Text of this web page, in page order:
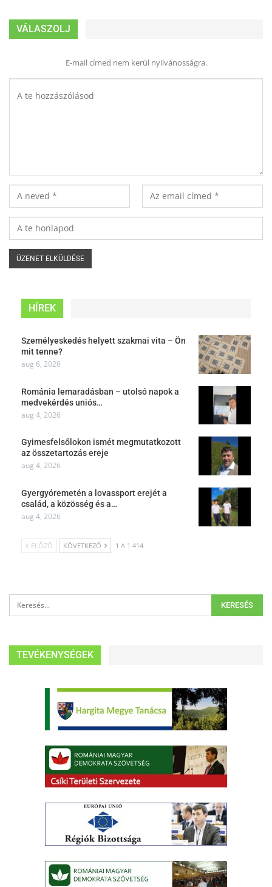
VÁLASZOLJ
E-mail címed nem kerül nyilvánosságra.
HÍREK
Személyeskedés helyett szakmai vita – Ön
mit tenne?
aug 6, 2026
Románia lemaradásban – utolsó napok a
medvekérdés uniós…
aug 4, 2026
Gyimesfelsőlokon ismét megmutatkozott
az összetartozás ereje
aug 4, 2026
Gyergyóremetén a lovassport erejét a
család, a közösség és a…
aug 4, 2026
ELŐZŐ KÖVETKEZŐ 1 A 1 414
TEVÉKENYSÉGEK